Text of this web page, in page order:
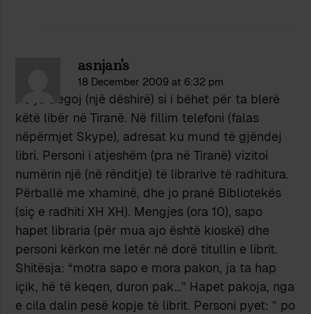
asnjan's
18 December 2009 at 6:32 pm
Po ju tregoj (një dëshirë) si i bëhet për ta blerë
këtë libër në Tiranë. Në fillim telefoni (falas
nëpërmjet Skype), adresat ku mund të gjëndej
libri. Personi i atjeshëm (pra në Tiranë) vizitoi
numërin një (në rënditje) të librarive të radhitura.
Përballë me xhaminë, dhe jo pranë Bibliotekës
(siç e radhiti XH XH). Mengjes (ora 10), sapo
hapet libraria (për mua ajo është kioskë) dhe
personi kërkon me letër në dorë titullin e librit.
Shitësja: “motra sapo e mora pakon, ja ta hap
içik, hë të keqen, duron pak…” Hapet pakoja, nga
e cila dalin pesë kopje të librit. Personi pyet: ” po